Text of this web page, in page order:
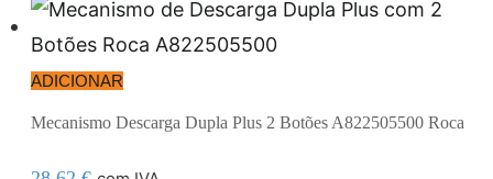
ADICIONAR
Mecanismo Descarga Dupla Plus 2 Botões A822505500 Roca